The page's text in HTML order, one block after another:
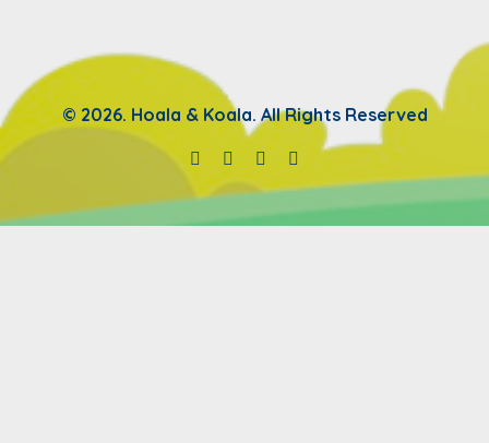
© 2026. Hoala & Koala. All Rights Reserved